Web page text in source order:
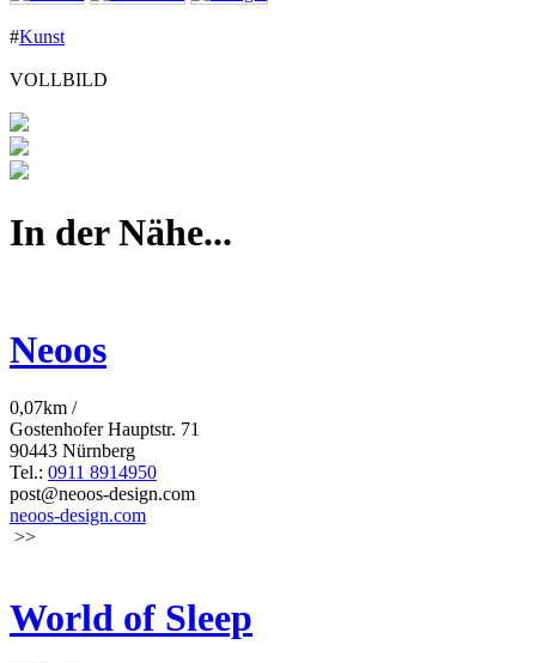
#Kunst
VOLLBILD
In der Nähe...
Neoos
0,07km /
Gostenhofer Hauptstr. 71
90443 Nürnberg
Tel.: 0911 8914950
post@neoos-design.com
neoos-design.com
>>
World of Sleep